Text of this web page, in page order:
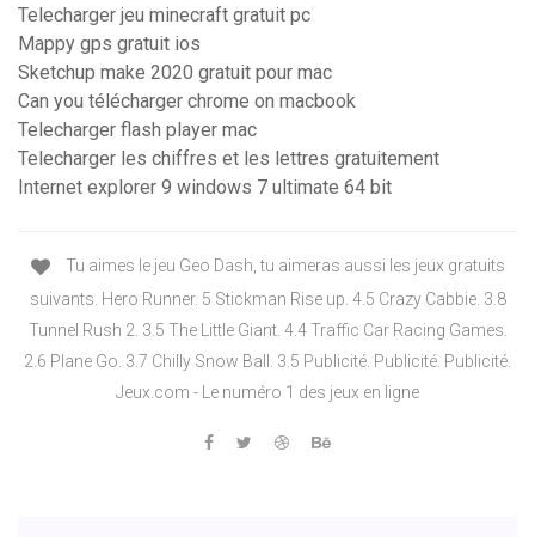
Telecharger jeu minecraft gratuit pc
Mappy gps gratuit ios
Sketchup make 2020 gratuit pour mac
Can you télécharger chrome on macbook
Telecharger flash player mac
Telecharger les chiffres et les lettres gratuitement
Internet explorer 9 windows 7 ultimate 64 bit
Tu aimes le jeu Geo Dash, tu aimeras aussi les jeux gratuits
suivants. Hero Runner. 5 Stickman Rise up. 4.5 Crazy Cabbie. 3.8
Tunnel Rush 2. 3.5 The Little Giant. 4.4 Traffic Car Racing Games.
2.6 Plane Go. 3.7 Chilly Snow Ball. 3.5 Publicité. Publicité. Publicité.
Jeux.com - Le numéro 1 des jeux en ligne